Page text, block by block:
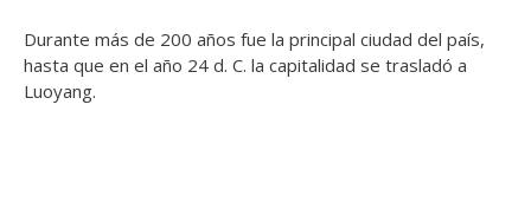
Durante más de 200 años fue la principal ciudad del país,
hasta que en el año 24 d. C. la capitalidad se trasladó a
Luoyang.